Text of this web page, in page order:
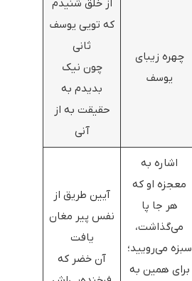
چهره زیبای
یوسف
از خلق شنیدم
که تویی یوسف
ثانی
چون نیک
بدیدم به
حقیقت به از
آنی
اشاره به
معجزه او که
هر جا پا
می‌گذاشت،
سبزه می‌رویید؛
برای همین به
آیین طریق از
نفس پیر مغان
یافت
آن خضر که